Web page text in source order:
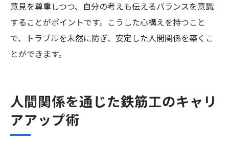
意見を尊重しつつ、自分の考えも伝えるバランスを意識
することがポイントです。こうした心構えを持つこと
で、トラブルを未然に防ぎ、安定した人間関係を築くこ
とができます。
人間関係を通じた鉄筋工のキャリ
アアップ術